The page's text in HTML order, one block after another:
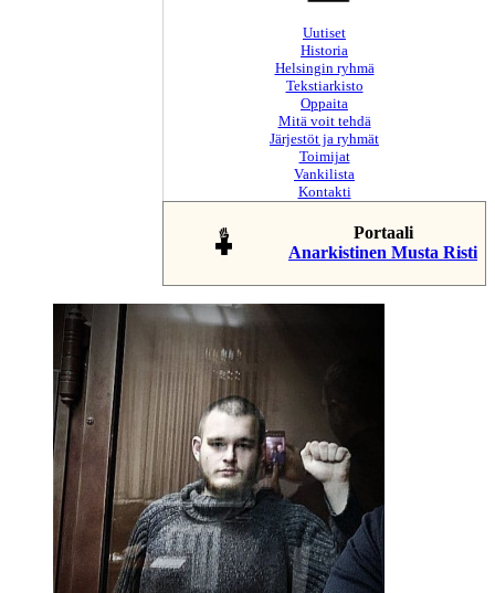
Uutiset
Historia
Helsingin ryhmä
Tekstiarkisto
Oppaita
Mitä voit tehdä
Järjestöt ja ryhmät
Toimijat
Vankilista
Kontakti
Portaali
Anarkistinen Musta Risti